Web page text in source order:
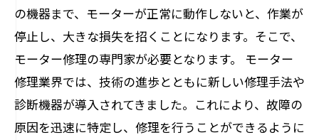
の機器まで、モーターが正常に動作しないと、作業が
停止し、大きな損失を招くことになります。そこで、
モーター修理の専門家が必要となります。 モーター
修理業界では、技術の進歩とともに新しい修理手法や
診断機器が導入されてきました。これにより、故障の
原因を迅速に特定し、修理を行うことができるように